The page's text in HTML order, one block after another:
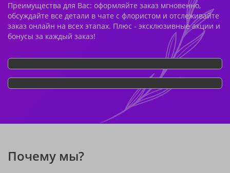
Преимущества для Вас: оформляйте заказ мгновенно,
обсуждайте все детали в чате с флористом и отслеживайте
заказ онлайн на всех этапах. Плюс - эксклюзивные акции и
бонусы за каждый заказ!
Почему мы?